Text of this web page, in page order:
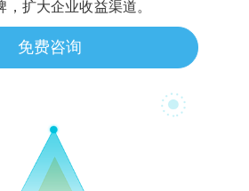
扩大企业收益渠道。
免费咨询